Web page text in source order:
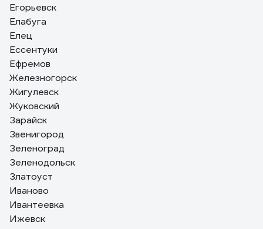
Егорьевск
Елабуга
Елец
Ессентуки
Ефремов
Железногорск
Жигулевск
Жуковский
Зарайск
Звенигород
Зеленоград
Зеленодольск
Златоуст
Иваново
Ивантеевка
Ижевск